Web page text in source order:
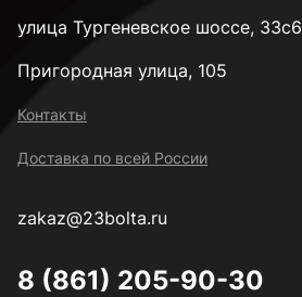
улица Тургеневское шоссе, 33с6
Пригородная улица, 105
Контакты
Доставка по всей России
zakaz@23bolta.ru
8 (861) 205-90-30